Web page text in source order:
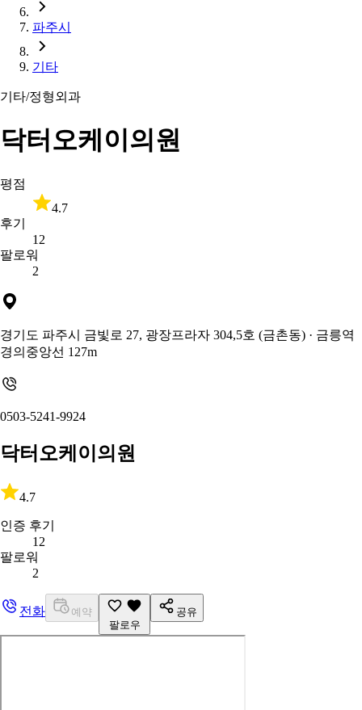
파주시
기타
기타/정형외과
닥터오케이의원
평점
4.7
후기
12
팔로워
2
경기도 파주시 금빛로 27, 광장프라자 304,5호 (금촌동) · 금릉역
경의중앙선 127m
0503-5241-9924
닥터오케이의원
4.7
인증 후기
12
팔로워
2
전화
예약
팔로우
공유